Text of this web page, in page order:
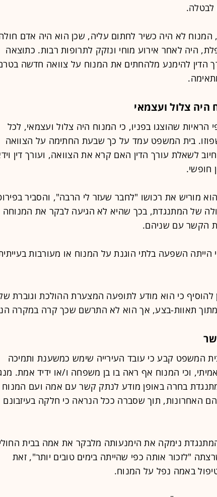
לבטלה.
לא היה כשיר לחתום עליה, שכן הוא היה אדם
היה לאחר אירוע מוחי ונזקק לתרופות רבות. כתוצאה
הדין להימנע מלהחתים את המנוח על צוואה חדשה
צלול ועצמאי
שהוצגו בפניו, כי המנוח היה צלול ועצמאי, לכל
בית המשפט עמד על כך שבעת החתימה על הצוואה
לשאלת עורך הדין האם קרא את הצוואה, ועורך דין
חופשי.
מוריש את רכושו "לחבר שעזר לי הרבה", והסביר
של המתנגדת, בכך שהיא לא הגיעה לבקר את המנוחה
הקשר עם שניהם.
השפעה בלתי הוגנת על המנוח או מעורבות
כי הוא מודע לתופעה המצערת ההולכת וגוברת
מתוך תאוות-בצע, אך הוא לא התרשם שכך קרה במקרה
המשפט קבע כי עובד העירייה שימש כמשענת ותמיכה
וכי המנוח אף ראה בו בן משפחה ו/או ידיד אמת.
בחרה באופן מודע לנתק קשר עם אמה ועם המנוח
האחרונות, תוך שסברה ככל הנראה כי חלקה בעיזבונם
נימקה את הימנעותה מלבקר את אמה בבית
"לזכור אותה כפי שהייתה בימים טובים יותר", זאת
באמה נפל על המנוח.